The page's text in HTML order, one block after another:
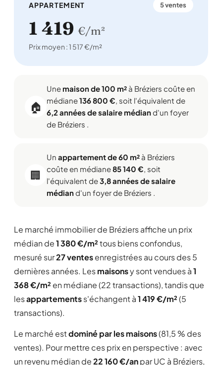
APPARTEMENT 5 ventes
1 419 €/m²
Prix moyen : 1 517 €/m²
🏠
Une maison de 100 m² à Bréziers coûte en
médiane136 800 €, soit l'équivalent de
6,2 années de salaire médiand'un foyer
de Bréziers .
🏢
Un appartement de 60 m² à Bréziers
coûte en médiane85 140 €, soit
l'équivalent de3,8 années de salaire
médiand'un foyer de Bréziers .
Le marché immobilier de Bréziers affiche un prix
médian de1 380 €/m²tous biens confondus,
mesuré sur27 ventesenregistrées au cours des 5
dernières années. Lesmaisonsy sont vendues à1
368 €/m² en médiane (22 transactions), tandis que
lesappartementss'échangent à1 419 €/m²(5
transactions).
Le marché estdominé par les maisons(81,5 % des
ventes). Pour mettre ces prix en perspective : avec
un revenu médian de22 160 €/anpar UC à Bréziers,